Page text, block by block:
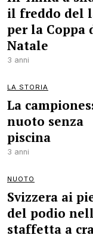
il freddo del
per la Coppa
Natale
3 anni
LA STORIA
La
nuoto senza
piscina
3 anni
NUOTO
Svizzera ai
del podio
staffetta a